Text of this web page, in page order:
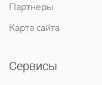
Партнеры
Карта сайта
Сервисы